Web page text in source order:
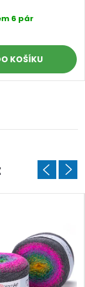
6 pár
KOŠÍKU